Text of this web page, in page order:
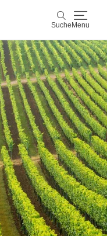
Suche Menu
Suche